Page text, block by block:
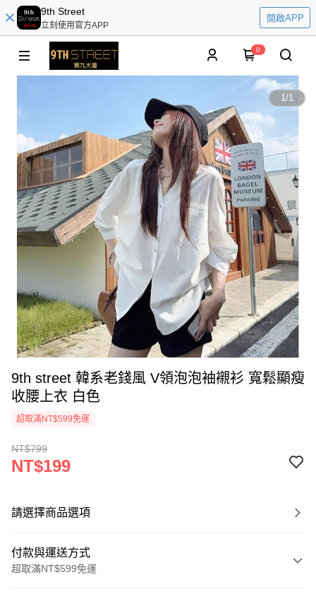
9th Street
立刻使用官方APP
開啟APP
0
1/1
9th street 韓系老錢風 V領泡泡袖襯衫 寬鬆顯瘦
收腰上衣 白色
超取滿NT$599免運
NT$799
NT$199
請選擇商品選項
付款與運送方式
超取滿NT$599免運